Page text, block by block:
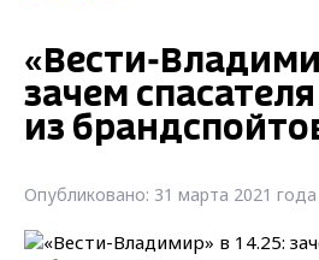
«Вести-
зачем
из
Опубликовано: 31 марта 2021 года